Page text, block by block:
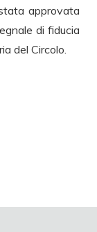
approvata
di fiducia
del Circolo.